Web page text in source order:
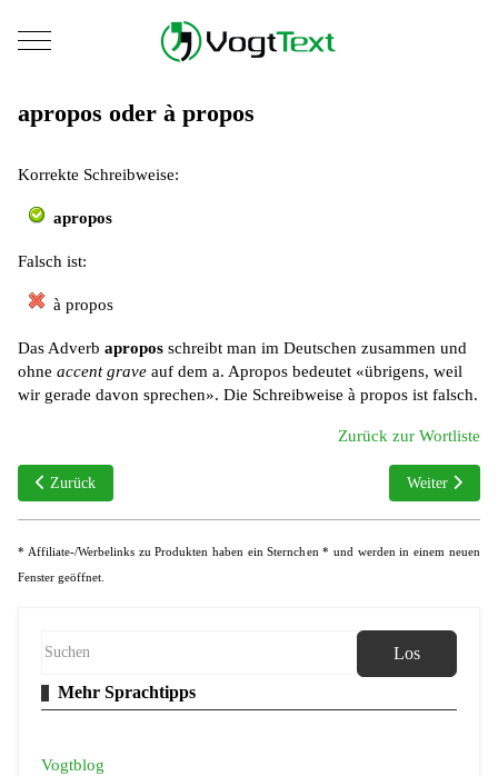
Mobile Menu Toggle
apropos oder à propos
Korrekte Schreibweise:
apropos
Falsch ist:
à propos
Das Adverbaproposschreibt man im Deutschen zusammen und
ohneaccent grave auf dem a. Apropos bedeutet «übrigens, weil
wir gerade davon sprechen». Die Schreibweise à propos ist falsch.
Zurück zur Wortliste
Vorheriger Beitrag: Appell oder Apell
Zurück Nächster
Weiter
* Affiliate-/Werbelinks zu Produkten haben ein Sternchen * und werden in einem neuen
Fenster geöffnet.
Los
Mehr Sprachtipps
Vogtblog